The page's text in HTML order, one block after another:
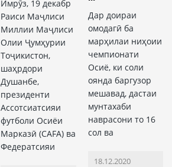
Имрӯз, 19 декабр
Раиси Маҷлиси
Миллии Маҷлиси
Олии Ҷумҳурии
Тоҷикистон,
шаҳрдори
Душанбе,
президенти
Ассотсиатсияи
футболи Осиёи
Марказӣ (CAFA) ва
Федератсияи
Дар доираи
омодагӣ ба
марҳилаи ниҳоии
чемпионати
Осиё, ки соли
оянда баргузор
мешавад, дастаи
мунтахаби
наврасони то 16
сол ва
18.12.2020